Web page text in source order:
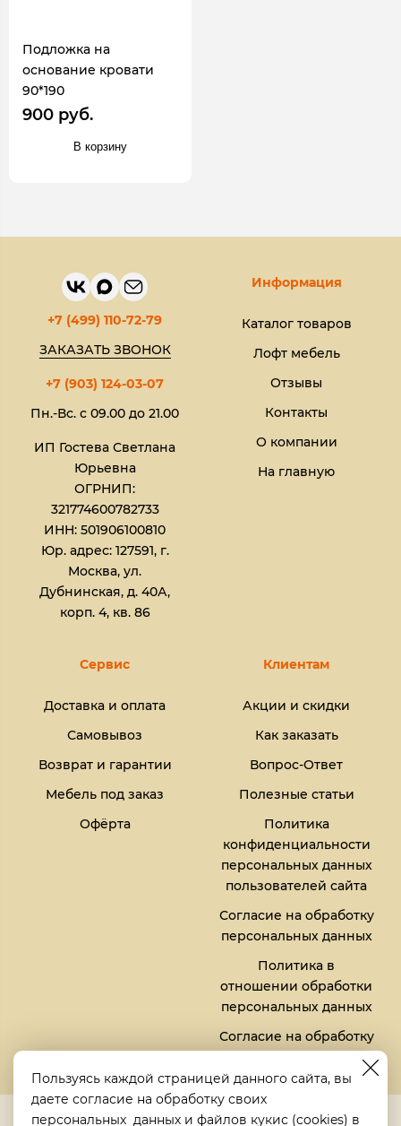
Подложка на
основание кровати
90*190
900 руб.
В корзину
+7 (499) 110-72-79
ЗАКАЗАТЬ ЗВОНОК
+7 (903) 124-03-07
Пн.-Вс. с 09.00 до 21.00
ИП Гостева Светлана
Юрьевна​
ОГРНИП:
321774600782733
ИНН: 501906100810
Юр. адрес: 127591, г.
Москва, ул.
Дубнинская, д. 40А,
корп. 4, кв. 86
Информация
Каталог товаров
Лофт мебель
Отзывы
Контакты
О компании
На главную
Сервис
Доставка и оплата
Самовывоз
Возврат и гарантии
Мебель под заказ
Офёрта
Клиентам
Акции и скидки
Как заказать
Вопрос-Ответ
Полезные статьи
Политика
конфиденциальности
персональных данных
пользователей сайта
Согласие на обработку
персональных данных
Политика в
отношении обработки
персональных данных
Согласие на обработку
файлов кукис (cookies)
5,0
Пользуясь каждой страницей данного сайта, вы
даете согласие на обработку своих
персональных данных и файлов кукис (cookies) в